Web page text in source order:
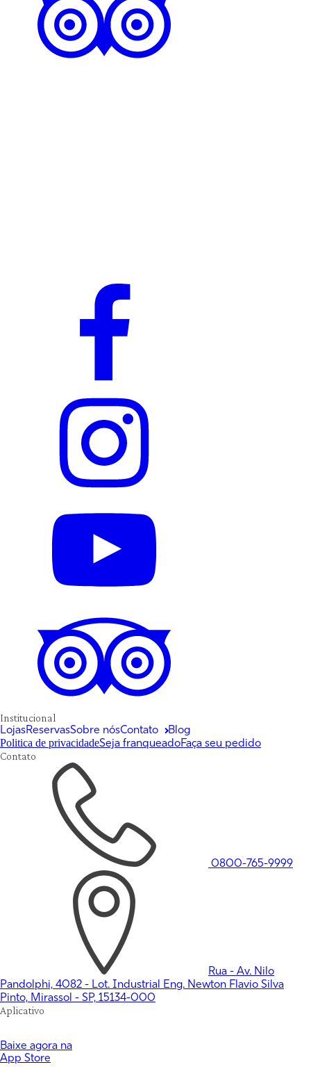
Institucional
LojasReservasSobre nósContato Blog
Politica de privacidadeSeja franqueadoFaça seu pedido
Contato
0800-765-9999
Rua - Av. Nilo
Pandolphi, 4082 - Lot. Industrial Eng. Newton Flavio Silva
Pinto, Mirassol - SP, 15134-000
Aplicativo
Baixe agora na
App Store